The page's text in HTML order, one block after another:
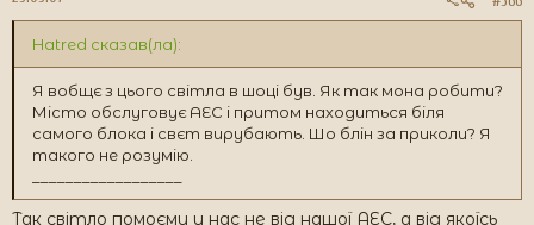
Hatred сказав(ла):
Я вобщє з цього світла в шоці був. Як так мона робити?
Місто обслуговує АЕС і притом находиться біля
самого блока і свєт вирубають. Шо блін за приколи? Я
такого не розумію.
Так світло помоєму у нас не від нашої АЕС, а від якоїсь